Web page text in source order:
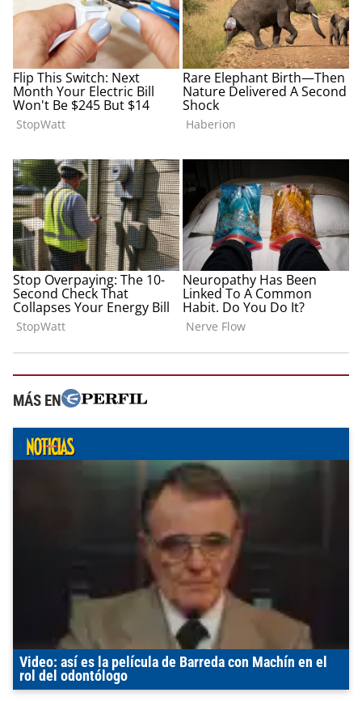
MÁS EN
Video: así es la película de Barreda con Machín en el
rol del odontólogo